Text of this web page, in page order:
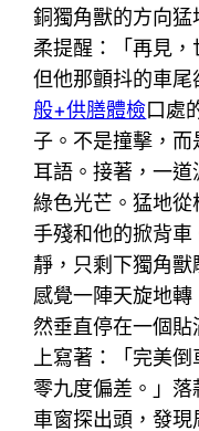
銅獨角獸的方向
柔提醒：「再見，
但他那顫抖的車
般+供膳體檢口處
子。不是撞擊，
耳語。接著，一
綠色光芒。猛地
手殘和他的掀背
靜，只剩下獨角
感覺一陣天旋地
然垂直停在一個
上寫著：「完美
零九度偏差。」
車窗探出頭，發現